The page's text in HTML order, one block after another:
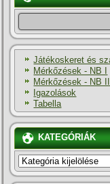
Játékoskeret és
Mérkőzések - NB I
Mérkőzések - NB III
Igazolások
Tabella
KATEGÓRIÁK
KATEGÓRIÁK